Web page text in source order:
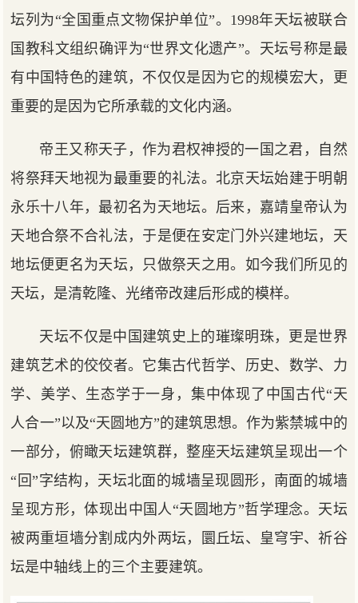
坛列为“全国重点文物保护单位”。1998年天坛被联合
国教科文组织确评为“世界文化遗产”。天坛号称是最
有中国特色的建筑，不仅仅是因为它的规模宏大，更
重要的是因为它所承载的文化内涵。
帝王又称天子，作为君权神授的一国之君，自然
将祭拜天地视为最重要的礼法。北京天坛始建于明朝
永乐十八年，最初名为天地坛。后来，嘉靖皇帝认为
天地合祭不合礼法，于是便在安定门外兴建地坛，天
地坛便更名为天坛，只做祭天之用。如今我们所见的
天坛，是清乾隆、光绪帝改建后形成的模样。
天坛不仅是中国建筑史上的璀璨明珠，更是世界
建筑艺术的佼佼者。它集古代哲学、历史、数学、力
学、美学、生态学于一身，集中体现了中国古代“天
人合一”以及“天圆地方”的建筑思想。作为紫禁城中的
一部分，俯瞰天坛建筑群，整座天坛建筑呈现出一个
“回”字结构，天坛北面的城墙呈现圆形，南面的城墙
呈现方形，体现出中国人“天圆地方”哲学理念。天坛
被两重垣墙分割成内外两坛，圜丘坛、皇穹宇、祈谷
坛是中轴线上的三个主要建筑。